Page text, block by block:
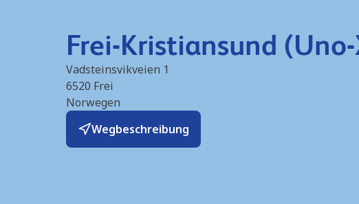
Frei-Kristiansund
Vadsteinsvikveien 1
6520 Frei
Norwegen
Wegbeschreibung